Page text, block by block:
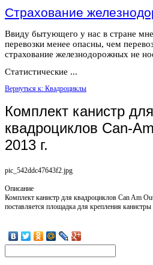
Страхование
Ввиду бытующего у нас в стране
перевозки менее опасны, чем
страхование железнодорожных не
Статистические ...
Вернуться к: Квадроциклы
Комплект канистр для
квадроциклов Can-
2013 г.
pic_542ddc47643f2.jpg
Описание
Комплект канистр для квадроциклов Can Am
поставляется площадка для крепления канистры